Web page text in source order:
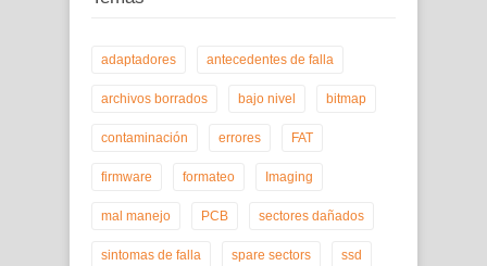
adaptadores antecedentes de falla
archivos borrados bajo nivel bitmap
contaminación errores FAT
firmware formateo Imaging
mal manejo PCB sectores dañados
sintomas de falla spare sectors ssd